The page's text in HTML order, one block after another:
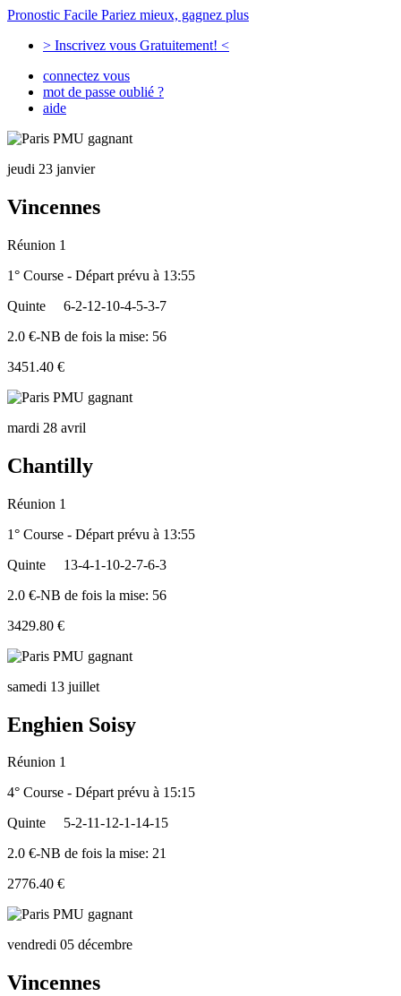
Pronostic Facile Pariez mieux, gagnez plus
> Inscrivez vous Gratuitement! <
connectez vous
mot de passe oublié ?
aide
jeudi 23 janvier
Vincennes
Réunion 1
1° Course - Départ prévu à 13:55
Quinte
6-2-12-10-4-5-3-7
2.0 €-NB de fois la mise: 56
3451.40 €
mardi 28 avril
Chantilly
Réunion 1
1° Course - Départ prévu à 13:55
Quinte
13-4-1-10-2-7-6-3
2.0 €-NB de fois la mise: 56
3429.80 €
samedi 13 juillet
Enghien Soisy
Réunion 1
4° Course - Départ prévu à 15:15
Quinte
5-2-11-12-1-14-15
2.0 €-NB de fois la mise: 21
2776.40 €
vendredi 05 décembre
Vincennes